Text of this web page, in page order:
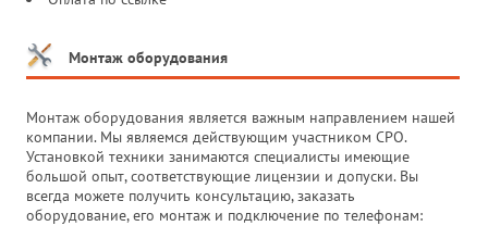
Монтаж оборудования
Монтаж оборудования является важным направлением нашей
компании. Мы являемся действующим участником СРО.
Установкой техники занимаются специалисты имеющие
большой опыт, соответствующие лицензии и допуски. Вы
всегда можете получить консультацию, заказать
оборудование, его монтаж и подключение по телефонам: